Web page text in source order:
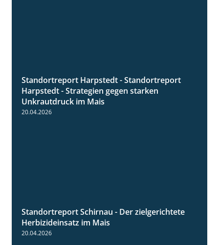
9:11
Standortreport Harpstedt - Standortreport
Harpstedt - Strategien gegen starken
Unkrautdruck im Mais
20.04.2026
Standortreport Schirnau - Der zielgerichtete
Herbizideinsatz im Mais
20.04.2026